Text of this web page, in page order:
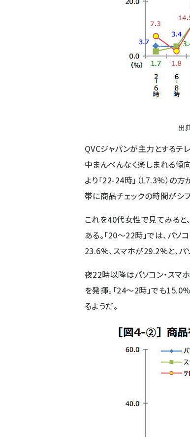
出
QVCジャパンが主力とするテ
中まんべんなく楽しまれる傾向
より「22-24時」（17.3%）の
帯に商品チェックの時間がシフ
これを40代女性で見てみると
ある。「20～22時」では、パ
23.6%、スマホが29.2%と、パ
夜22時以降はパソコン・スマ
を発揮。「24～2時」でも
るようだ。